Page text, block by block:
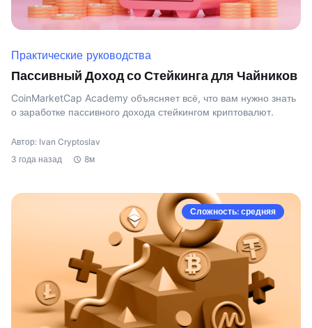
Практические руководства
Пассивный Доход со Стейкинга для Чайников
CoinMarketCap Academy объясняет всё, что вам нужно знать
о заработке пассивного дохода стейкингом криптовалют.
Автор: Ivan Cryptoslav
3 года назад
8м
Сложность: средняя